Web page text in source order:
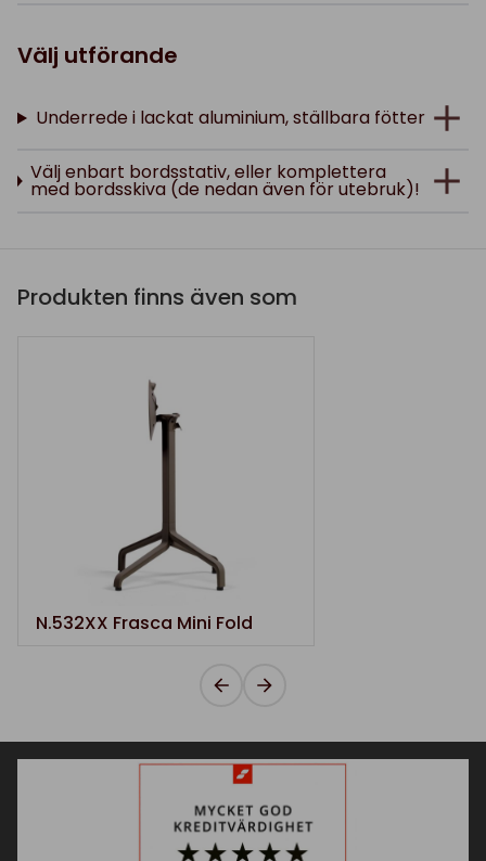
Välj utförande
Underrede i lackat aluminium, ställbara fötter
Välj enbart bordsstativ, eller komplettera
med bordsskiva (de nedan även för utebruk)!
Produkten finns även som
N.532XX Frasca Mini Fold